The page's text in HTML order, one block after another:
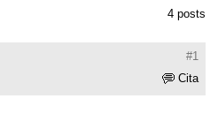
4 posts
#1
Cita